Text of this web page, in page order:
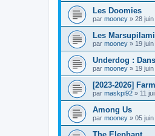
Les Doomies
par mooney » 28
Les
par mooney » 19
Underdog :
par mooney » 19
[2023-2026]
par maskpi92 » 11
Among Us
par mooney » 05